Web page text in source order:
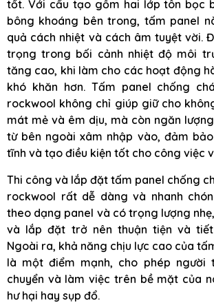
tốt. Với cấu tạo gồm hai lớp tôn bọc
bông khoáng bên trong, tấm panel
quả cách nhiệt và cách âm tuyệt vời.
trọng trong bối cảnh nhiệt độ môi
tăng cao, khi làm cho các hoạt động
khó khăn hơn. Tấm panel chống
rockwool không chỉ giúp giữ cho
mát mẻ và êm dịu, mà còn ngăn
từ bên ngoài xâm nhập vào, đảm
tĩnh và tạo điều kiện tốt cho công việc
Thi công và lắp đặt tấm panel chống
rockwool rất dễ dàng và nhanh
theo dạng panel và có trọng lượng
và lắp đặt trở nên thuận tiện và
Ngoài ra, khả năng chịu lực cao của
là một điểm mạnh, cho phép người
chuyển và làm việc trên bề mặt của
hư hại hay sụp đổ.